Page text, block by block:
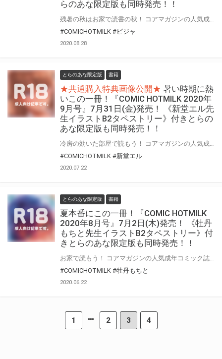
らのあな限定版も同時発売！！
#COMICHOTMILK #ピジャ
2020.08.28
とらのあな限定版 書籍
★共通購入特典画像公開★ 暑い時期に熱
いこの一冊！『COMIC HOTMILK 2020年
9月号』7月31日(金)発売！ 《新堂エル先
生イラストB2タペストリー》付きとらの
あな限定版も同時発売！！
#COMICHOTMILK #新堂エル
2020.07.22
とらのあな限定版 書籍
夏本番にこの一冊！『COMIC HOTMILK
2020年8月号』7月2日(木)発売！ 《牡丹
もちと先生イラストB2タペストリー》付
きとらのあな限定版も同時発売！！
#COMICHOTMILK #牡丹もちと
2020.06.22
1 2 3 4